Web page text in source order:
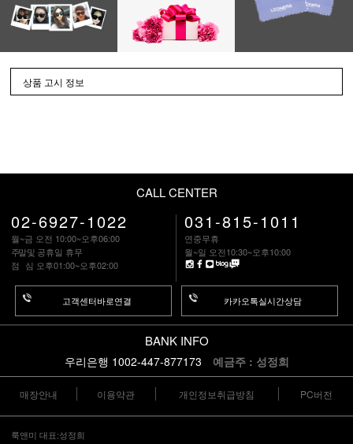
상품 고시 정보
CALL CENTER
02-6927-1022
월~금 오전 10:00~오후06:00
주말및 공휴일 휴무
점 심 오후01:00~오후02:00
고객센터바로연결
031-815-1011
연중무휴
월~일 오전10:30~오후10:00
카카오톡실시간상담
BANK INFO
우리은행 1002-447-877173 예금주 : 성정희
매장안내 이용약관 개인정보취급방침 PC버전
룩앤미 대표:성정희